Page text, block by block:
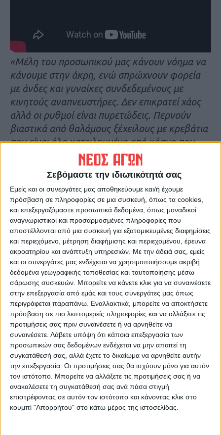
Σεβόμαστε την ιδιωτικότητά σας
Εμείς και οι συνεργάτες μας αποθηκεύουμε και/ή έχουμε
πρόσβαση σε πληροφορίες σε μια συσκευή, όπως τα cookies,
και επεξεργαζόμαστε προσωπικά δεδομένα, όπως μοναδικοί
αναγνωριστικοί και προσαρμοσμένες πληροφορίες που
αποστέλλονται από μια συσκευή για εξατομικευμένες διαφημίσεις
και περιεχόμενο, μέτρηση διαφήμισης και περιεχομένου, έρευνα
ακροατηρίου και ανάπτυξη υπηρεσιών. Με την άδειά σας, εμείς
και οι συνεργάτες μας ενδέχεται να χρησιμοποιήσουμε ακριβή
δεδομένα γεωγραφικής τοποθεσίας και ταυτοποίησης μέσω
σάρωσης συσκευών. Μπορείτε να κάνετε κλικ για να συναινέσετε
στην επεξεργασία από εμάς και τους συνεργάτες μας όπως
περιγράφεται παραπάνω. Εναλλακτικά, μπορείτε να αποκτήσετε
πρόσβαση σε πιο λεπτομερείς πληροφορίες και να αλλάξετε τις
προτιμήσεις σας πριν συναινέσετε ή να αρνηθείτε να
συναινέσετε. Λάβετε υπόψη ότι κάποια επεξεργασία των
προσωπικών σας δεδομένων ενδέχεται να μην απαιτεί τη
συγκατάθεσή σας, αλλά έχετε το δικαίωμα να αρνηθείτε αυτήν
την επεξεργασία. Οι προτιμήσεις σας θα ισχύουν μόνο για αυτόν
τον ιστότοπο. Μπορείτε να αλλάξετε τις προτιμήσεις σας ή να
ανακαλέσετε τη συγκατάθεσή σας ανά πάσα στιγμή
επιστρέφοντας σε αυτόν τον ιστότοπο και κάνοντας κλικ στο
κουμπί "Απορρήτου" στο κάτω μέρος της ιστοσελίδας.
«Μέλη του προσωπικού μας κάνουν νόημα να
κάνουμε στην άκρη, ενώ σπρώχνουν φορεία
με άνδες και γυναίκες συνδεδεμένους με
κινητούς αναπνευστήρες. Δεν επικρατεί χάος
αλλά οι ρυθμοί είναι πυρετώδεις. Περνούν
βιαστικά από θαλάμους ξέχειλους με κρεβάτια
που είναι όλα κατειλημμένα από κόσμο που
υποφέρει: οι ασθενείς αγωνίζονται να πάρουν
ανάσα και πιάνουν το στήθος τους ενώ
σωληνάκια χορηγούν οξυγόνο στα διψασμένα
για αέρα πνευμόνια τους», αναφέρει στο
ρεπορτάζ οδημοσιογράφος Στιούαρτ
Ράμσεϊ του Sky News, τονίζοντας ότι ο
εικόνες που αντικρίζει είναι τρομακτικές.
Ο ίδιος και η ομάδα του, φορώντας μάσκες,
γάντια και ολόσωμες στολές, καταγράφουν
την κατάσταση στους διαδρόμους του
νοσοκομείου, που είναι γεμάτοι από άτομα
εμφανώς πολύ άρρωστα. Όταν ρωτάει που
βρίσκεται, του λένε ότι ο συγκεκριμένος
χώρος δεν είναι θάλαμος, αλλά αίθουσα
αναμονής. «Χρησιμοποιούμε κάθε εκατοστό
χώρου στη διάθεσή μας» του εξηγεί ηΒάνα
Τονινέλι, υπεύθυνη του γραφείου Τύπου
του νοσοκομείου.